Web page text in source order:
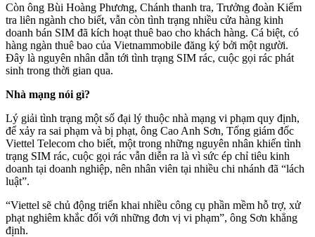
Còn ông Bùi Hoàng Phương, Chánh thanh tra, Trưởng đoàn Kiểm
tra liên ngành cho biết, vẫn còn tình trạng nhiều cửa hàng kinh
doanh bán SIM đã kích hoạt thuê bao cho khách hàng. Cá biệt, có
hàng ngàn thuê bao của Vietnammobile đăng ký bởi một người.
Đây là nguyên nhân dẫn tới tình trạng SIM rác, cuộc gọi rác phát
sinh trong thời gian qua.
Nhà mạng nói gì?
Lý giải tình trạng một số đại lý thuộc nhà mạng vi phạm quy định,
để xảy ra sai phạm và bị phạt, ông Cao Anh Sơn, Tổng giám đốc
Viettel Telecom cho biết, một trong những nguyên nhân khiến tình
trạng SIM rác, cuộc gọi rác vẫn diễn ra là vì sức ép chỉ tiêu kinh
doanh tại doanh nghiệp, nên nhân viên tại nhiều chi nhánh đã “lách
luật”.
“Viettel sẽ chủ động triển khai nhiều công cụ phần mềm hỗ trợ, xử
phạt nghiêm khắc đối với những đơn vị vi phạm”, ông Sơn khẳng
định.